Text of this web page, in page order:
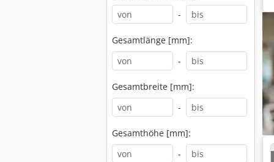
-
Gesamtlänge [mm]:
-
Gesamtbreite [mm]:
-
Gesamthöhe [mm]:
-